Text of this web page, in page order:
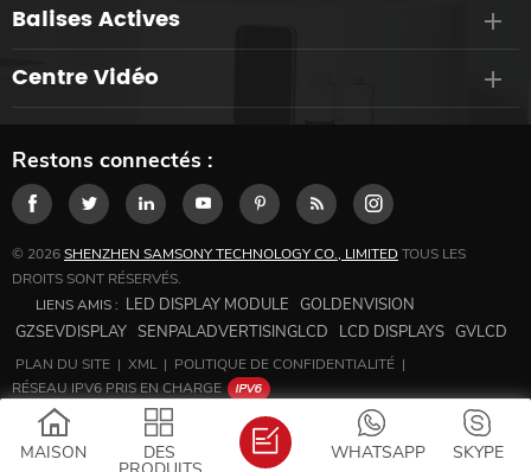
Balises Actives
Centre Vidéo
Restons connectés :
© 2026SHENZHEN SAMSONY TECHNOLOGY CO., LIMITED TOUS LES
DROITS SONT RÉSERVÉS.
LIENS AMIS : LED DISPLAY MODULE GOLDENVISION
GZSEVDISPLAY SENPALADVERTISINGLCD LCD DISPLAYS GVLCD
PLAN DU SITE | XML | POLITIQUE DE CONFIDENTIALITÉ |
RÉSEAU IPV6 PRIS EN CHARGE
MAISON DES SKYPE
WHATSAPP